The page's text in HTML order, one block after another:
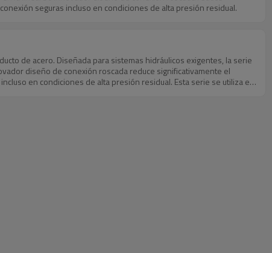
seguras incluso en condiciones de alta presión residual.
de acero. Diseñada para sistemas hidráulicos exigentes, la serie
diseño de conexión roscada reduce significativamente el
en condiciones de alta presión residual. Esta serie se utiliza en